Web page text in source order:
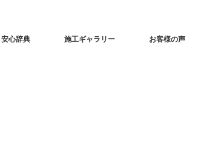
安心辞典 施工ギャラリー お客様の声